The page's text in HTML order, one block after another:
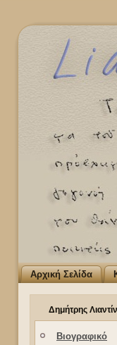
Αρχική Σελίδα
Δημήτρης
Βιογραφικό